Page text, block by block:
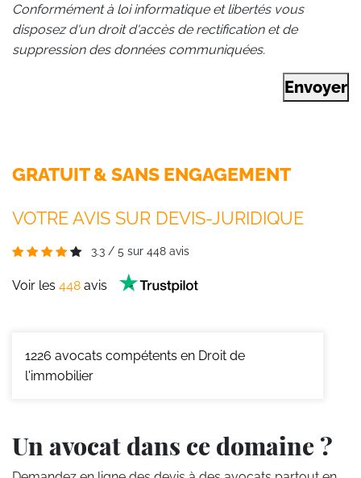
Conformément à loi informatique et libertés vous
disposez d'un droit d'accès de rectification et de
suppression des données communiquées.
Envoyer
GRATUIT & SANS ENGAGEMENT
VOTRE AVIS SUR DEVIS-JURIDIQUE
3.3 / 5 sur 448 avis
Voir les 448 avis
1226 avocats compétents en Droit de
l'immobilier
Un avocat dans ce domaine ?